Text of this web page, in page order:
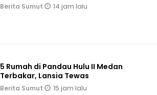
Berita Sumut 14 jam lalu
5 Rumah di Pandau Hulu II Medan
Terbakar, Lansia Tewas
Berita Sumut 15 jam lalu